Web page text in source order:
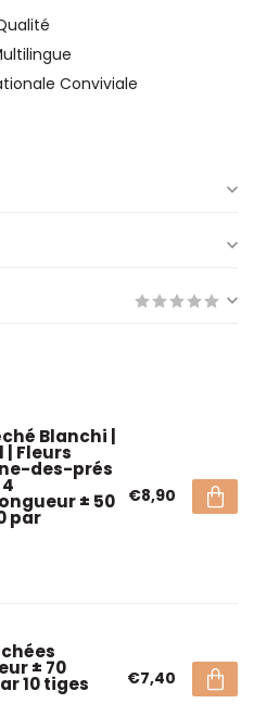
Conviviale
Blanchi |
| Fleurs
des-prés
± 50
par
€8,90
± 70
10 tiges €7,40